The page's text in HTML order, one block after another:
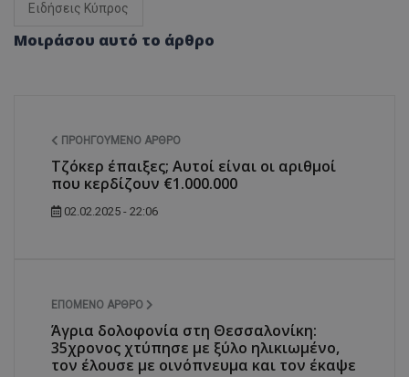
Ειδήσεις Κύπρος
Μοιράσου αυτό το άρθρο
ΠΡΟΗΓΟΎΜΕΝΟ ΆΡΘΡΟ
Τζόκερ έπαιξες; Αυτοί είναι οι αριθμοί
που κερδίζουν €1.000.000
02.02.2025 - 22:06
ΕΠΌΜΕΝΟ ΆΡΘΡΟ
Άγρια δολοφονία στη Θεσσαλονίκη:
35χρονος χτύπησε με ξύλο ηλικιωμένο,
τον έλουσε με οινόπνευμα και τον έκαψε